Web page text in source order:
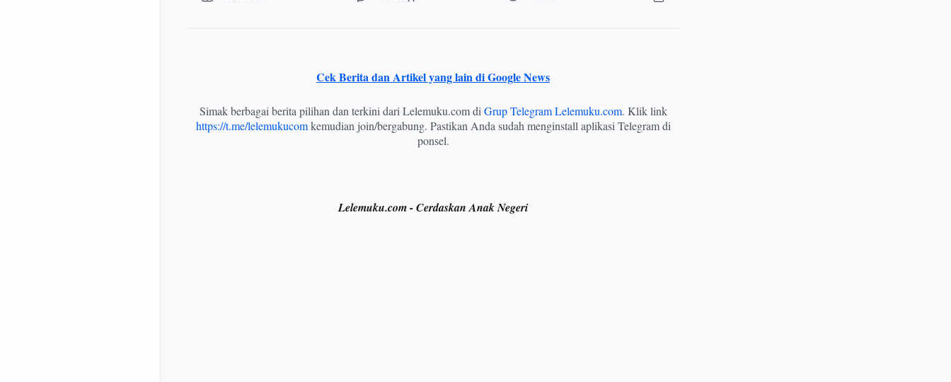
Cek Berita dan Artikel yang lain di Google News
Simak berbagai berita pilihan dan terkini dari Lelemuku.com diGrup Telegram Lelemuku.com. Klik link
https://t.me/lelemukucomkemudian join/bergabung. Pastikan Anda sudah menginstall aplikasi Telegram di
ponsel.
Lelemuku.com - Cerdaskan Anak Negeri